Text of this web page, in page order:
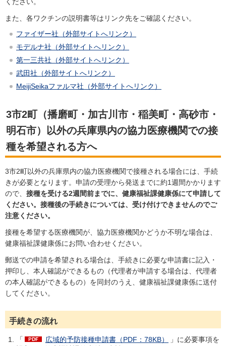
また、各ワクチンの説明書等はリンク先をご確認ください。
ファイザー社（外部サイトへリンク）
モデルナ社（外部サイトへリンク）
第一三共社（外部サイトへリンク）
武田社（外部サイトへリンク）
MeijiSeikaファルマ社（外部サイトへリンク）
3市2町（播磨町・加古川市・稲美町・高砂市・
明石市）以外の兵庫県内の協力医療機関での接
種を希望される方へ
3市2町以外の兵庫県内の協力医療機関で接種される場合には、手続
きが必要となります。申請の受理から発送までに約1週間かかります
ので、 接種を受ける2週間前までに、健康福祉課健康係にて申請して
ください。接種後の手続きについては、受け付けできませんのでご
注意ください。
接種を希望する医療機関が、協力医療機関かどうか不明な場合は、
健康福祉課健康係にお問い合わせください。
郵送での申請を希望される場合は、手続きに必要な申請書に記入・
押印し、本人確認ができるもの（代理者が申請する場合は、代理者
の本人確認ができるもの）を同封のうえ、健康福祉課健康係に送付
してください。
手続きの流れ
「 広域的予防接種申請書（PDF：78KB）
」に必要事項を